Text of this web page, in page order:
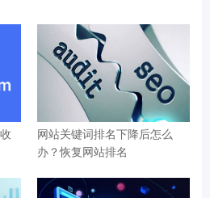
网站关键词排名下降后怎么
办？恢复网站排名